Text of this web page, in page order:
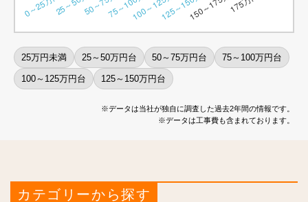
25万円未満 25～50万円台 50～75万円台 75～100万円台
100～125万円台 125～150万円台
※データは当社が独自に調査した過去2年間の情報です。
※データは工事費も含まれております。
カテゴリーから探す